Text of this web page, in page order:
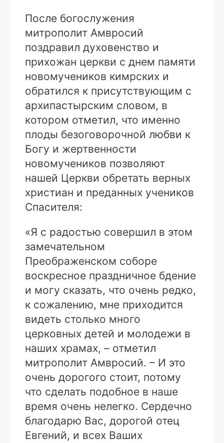
После богослужения
митрополит Амвросий
поздравил духовенство и
прихожан церкви с днем памяти
новомучеников кимрских и
обратился к присутствующим с
архипастырским словом, в
котором отметил, что именно
плоды безоговорочной любви к
Богу и жертвенности
новомучеников позволяют
нашей Церкви обретать верных
христиан и преданных учеников
Спасителя:
«Я с радостью совершил в этом
замечательном
Преображенском соборе
воскресное праздничное бдение
и могу сказать, что очень редко,
к сожалению, мне приходится
видеть столько много
церковных детей и молодежи в
наших храмах, – отметил
митрополит Амвросий. – И это
очень дорогого стоит, потому
что сделать подобное в наше
время очень нелегко. Сердечно
благодарю Вас, дорогой отец
Евгений, и всех Ваших